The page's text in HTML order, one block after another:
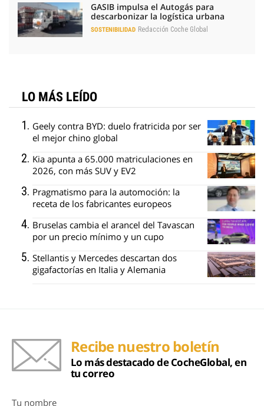
GASIB impulsa el Autogás para
descarbonizar la logística urbana
SOSTENIBILIDAD Redacción Coche Global
LO MÁS LEÍDO
Geely contra BYD: duelo fratricida por ser
el mejor chino global
Kia apunta a 65.000 matriculaciones en
2026, con más SUV y EV2
Pragmatismo para la automoción: la
receta de los fabricantes europeos
Bruselas cambia el arancel del Tavascan
por un precio mínimo y un cupo
Stellantis y Mercedes descartan dos
gigafactorías en Italia y Alemania
Recibe nuestro boletín
Lo más destacado de CocheGlobal, en
tu correo
Tu nombre